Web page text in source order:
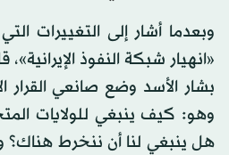
وبعدما أشار إلى التغييرات
«انهيار شبكة النفوذ
بشار الأسد وضع صانعي القرار
وهو: كيف ينبغي للولايات
هل ينبغي لنا أن ننخرط